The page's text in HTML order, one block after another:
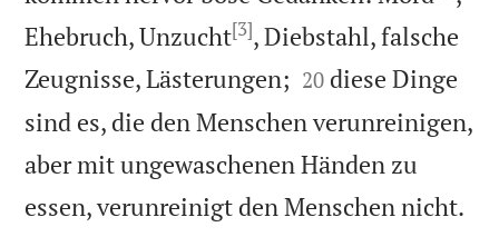
Ehebruch, Unzucht[3], Diebstahl, falsche
Zeugnisse, Lästerungen; 

20 diese Dinge
sind es, die den Menschen verunreinigen,
aber mit ungewaschenen Händen zu
essen, verunreinigt den Menschen nicht.